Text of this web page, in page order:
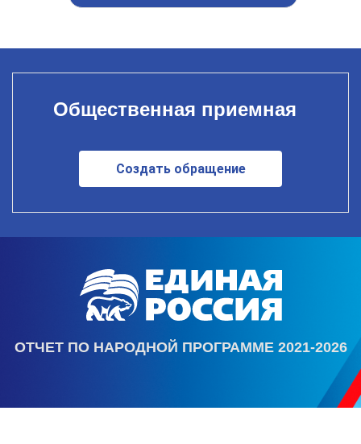
Общественная приемная
Создать обращение
ОТЧЕТ ПО НАРОДНОЙ ПРОГРАММЕ 2021-2026